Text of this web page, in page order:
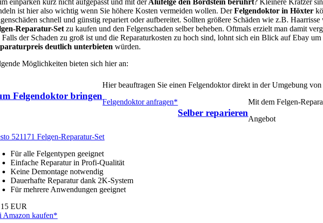
einparken kurz nicht aufgepasst und mit derAlufelge den Bordstein berührt? Kleinere Kratzer
ist hier also wichtig wenn Sie höhere Kosten vermeiden wollen. DerFelgendoktor in Höxter
schnell und günstig repariert oder aufbereitet. Sollten größere Schäden wie z.B.
Reparatur-Set zu kaufen und den Felgenschaden selber beheben. Oftmals erzielt man damit
Falls der Schaden zu groß ist und die Reparaturkosten zu hoch sind, lohnt sich ein Blick auf Ebay
deutlich unterbieten würden.
Möglichkeiten bieten sich hier an:
Felgendoktor bringen
Hier beauftragen Sie einen Felgendoktor direkt in der Umgebung
Felgendoktor anfragen*
Selber reparieren
Mit dem Felgen-
Angebot
521171 Felgen-Reparatur-Set
Für alle Felgentypen geeignet
Einfache Reparatur in Profi-Qualität
Keine Demontage notwendig
Dauerhafte Reparatur dank 2K-System
Für mehrere Anwendungen geeignet
EUR
Amazon kaufen*